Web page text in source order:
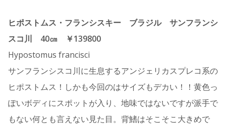
ヒポストムス・フランシスキー ブラジル サンフランシ
スコ川 40㎝ ￥139800
Hypostomus francisci
サンフランシスコ川に生息するアンジェリカスプレコ系の
ヒポストムス！しかも今回のはサイズもデカい！！黄色っ
ぽいボディにスポットが入り、地味ではないですが派手で
もない何とも言えない見た目。背鰭はそこそこ大きめで